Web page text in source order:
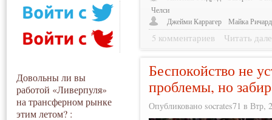
Довольны ли вы
работой «Ливерпуля»
на трансферном рынке
этим летом? :
Челси
Джейми Каррагер
Майка
5 комментариев Читать
Беспокойство не
проблемы, но
Опубликовано socrates71 в Втр,